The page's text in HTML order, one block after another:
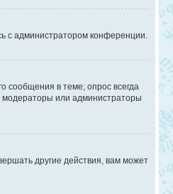
с администратором конференции.
сообщения в теме; опрос всегда
модераторы или администраторы
другие действия, вам может